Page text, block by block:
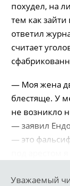
похудел, на
тем как
ответил
считает
— Моя жена
блестяще. У
не возникло
— заявил
— это
Уважаемый